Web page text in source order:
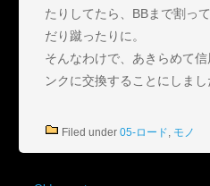
たりしてたら、BBまで割っ
だり蹴ったりに。
そんなわけで、あきらめて
ンクに交換することにしま
Filed under 05-ロード, モノ